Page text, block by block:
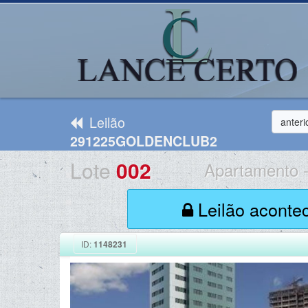
Leilão
291225GOLDENCLUB2
Lote002 Apartamento
Leilão
ID:1148231